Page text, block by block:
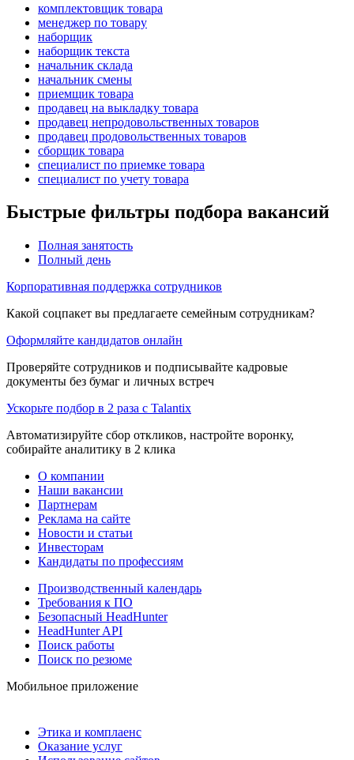
комплектовщик товара
менеджер по товару
наборщик
наборщик текста
начальник склада
начальник смены
приемщик товара
продавец на выкладку товара
продавец непродовольственных товаров
продавец продовольственных товаров
сборщик товара
специалист по приемке товара
специалист по учету товара
Быстрые фильтры подбора вакансий
Полная занятость
Полный день
Корпоративная поддержка сотрудников
Какой соцпакет вы предлагаете семейным сотрудникам?
Оформляйте кандидатов онлайн
Проверяйте сотрудников и подписывайте кадровые
документы без бумаг и личных встреч
Ускорьте подбор в 2 раза с Talantix
Автоматизируйте сбор откликов, настройте воронку,
собирайте аналитику в 2 клика
О компании
Наши вакансии
Партнерам
Реклама на сайте
Новости и статьи
Инвесторам
Кандидаты по профессиям
Производственный календарь
Требования к ПО
Безопасный HeadHunter
HeadHunter API
Поиск работы
Поиск по резюме
Мобильное приложение
Этика и комплаенс
Оказание услуг